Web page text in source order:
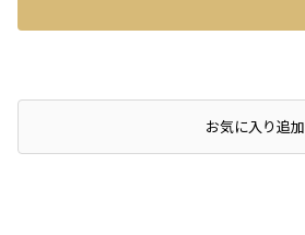
お気に入り追加